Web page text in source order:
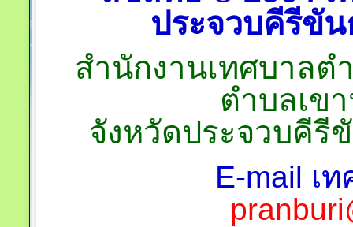
ประจวบคีรีขั
สำนักงานเทศบาลต
ตำบลเข
จังหวัดประจวบคีรี
E-mail เ